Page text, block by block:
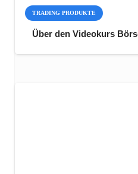
TRADING PRODUKTE
Über den Videokurs